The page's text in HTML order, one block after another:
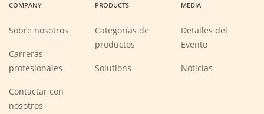
new
window)
new
window)
new
window)
new
window)
COMPANY
Sobre nosotros
Carreras
profesionales
new
Contactar con
nosotros
PRODUCTS
Categorías de
productos
Solutions
MEDIA
Detalles del
Evento
Noticias